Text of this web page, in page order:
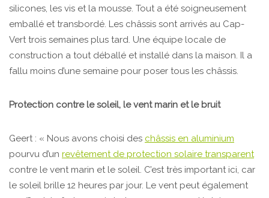
silicones, les vis et la mousse. Tout a été soigneusement
emballé et transbordé. Les châssis sont arrivés au Cap-
Vert trois semaines plus tard. Une équipe locale de
construction a tout déballé et installé dans la maison. Il a
fallu moins d’une semaine pour poser tous les châssis.
Protection contre le soleil, le vent marin et le bruit
Geert : « Nous avons choisi des châssis en aluminium
pourvu d’un revêtement de protection solaire transparent
contre le vent marin et le soleil. C’est très important ici, car
le soleil brille 12 heures par jour. Le vent peut également